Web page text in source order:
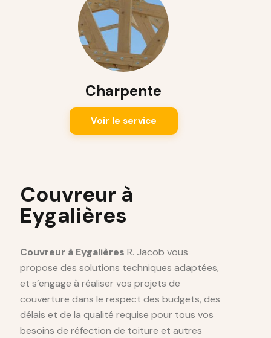
Charpente
Voir le service
Couvreur à
Eygalières
Couvreur à Eygalières R. Jacob vous
propose des solutions techniques adaptées,
et s’engage à réaliser vos projets de
couverture dans le respect des budgets, des
délais et de la qualité requise pour tous vos
besoins de réfection de toiture et autres